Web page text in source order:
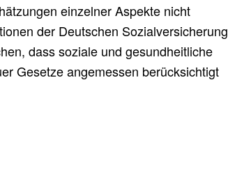
einzelner Aspekte nicht
der Deutschen Sozialversicherung
dass soziale und gesundheitliche
Gesetze angemessen berücksichtigt